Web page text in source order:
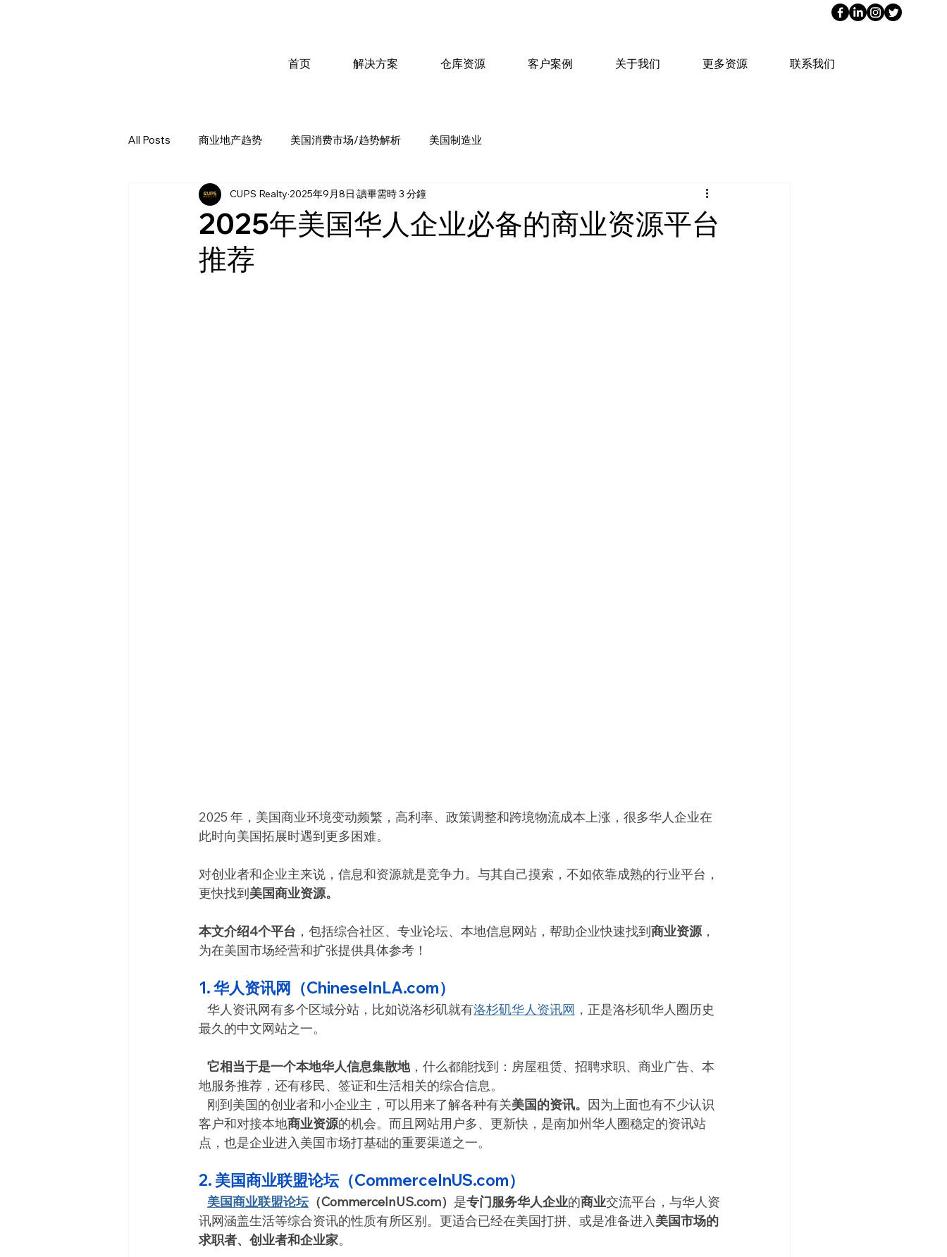
首页 解决方案 仓库资源 客户案例 关于我们 更多资源 联系我们
All Posts 商业地产趋势 美国消费市场/趋势解析 美国制造业
2025年美国华人企业必备的商业资源平台
推荐
CUPS Realty 2025年9月8日 讀畢需時 3 分鐘
2025 年，美国商业环境变动频繁，高利率、政策调整和跨境物流成本上涨，很多华人企业在
此时向美国拓展时遇到更多困难。
对创业者和企业主来说，信息和资源就是竞争力。与其自己摸索，不如依靠成熟的行业平台，
更快找到美国商业资源。
本文介绍4个平台 ，包括综合社区、专业论坛、本地信息网站，帮助企业快速找到商业资源 ，
为在美国市场经营和扩张提供具体参考！
1. 华人资讯网（ChineseInLA.com）
华人资讯网有多个区域分站，比如说洛杉矶就有洛杉矶华人资讯网 ，正是洛杉矶华人圈历史
最久的中文网站之一。
它相当于是一个本地华人信息集散地 ，什么都能找到：房屋租赁、招聘求职、商业广告、本
地服务推荐，还有移民、签证和生活相关的综合信息。
刚到美国的创业者和小企业主，可以用来了解各种有关美国的资讯。 因为上面也有不少认识
客户和对接本地商业资源的机会。而且网站用户多、更新快，是南加州华人圈稳定的资讯站
点，也是企业进入美国市场打基础的重要渠道之一。
2. 美国商业联盟论坛（CommerceInUS.com）
美国商业联盟论坛 （CommerceInUS.com） 是专门服务华人企业的商业交流平台，与华人资
讯网涵盖生活等综合资讯的性质有所区别。更适合已经在美国打拼、或是准备进入美国市场的
求职者、创业者和企业家。